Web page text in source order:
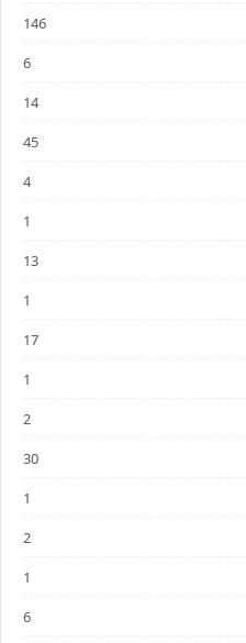
146
6
14
45
4
1
13
1
17
1
2
30
1
2
1
6